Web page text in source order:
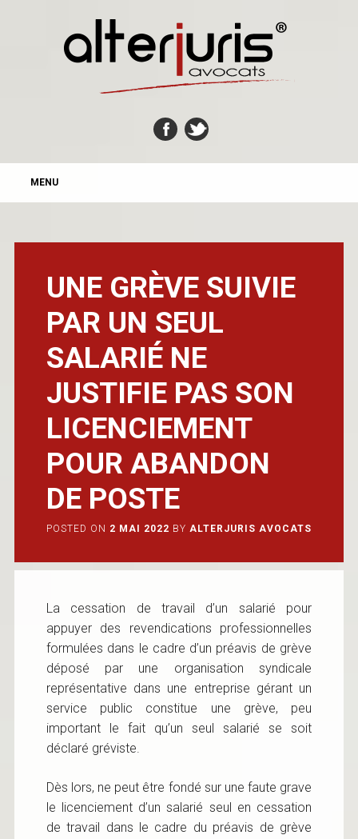
MAIN MENU
MENU
UNE GRÈVE SUIVIE
PAR UN SEUL
SALARIÉ NE
JUSTIFIE PAS SON
LICENCIEMENT
POUR ABANDON
DE POSTE
POSTED ON 2 MAI 2022 BY ALTERJURIS AVOCATS
La cessation de travail d’un salarié pour
appuyer des revendications professionnelles
formulées dans le cadre d’un préavis de grève
déposé par une organisation syndicale
représentative dans une entreprise gérant un
service public constitue une grève, peu
important le fait qu’un seul salarié se soit
déclaré gréviste.
Dès lors, ne peut être fondé sur une faute grave
le licenciement d’un salarié seul en cessation
de travail dans le cadre du préavis de grève